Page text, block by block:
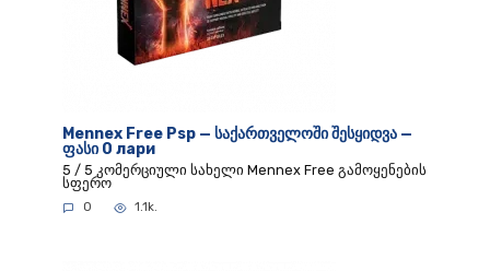
Mennex Free Psp — საქართველოში შესყიდვა —
ფასი 0 лари
5 / 5 კომერციული სახელი Mennex Free გამოყენების
სფერო
0 1.1k.